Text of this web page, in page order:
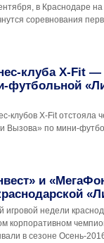
в Краснодаре
соревнования
клуба Х-Fit —
футбольной
клубов Х-Fit отстояла
Вызова» по мини-
и
игровой недели
корпоративном
в сезоне Осень-